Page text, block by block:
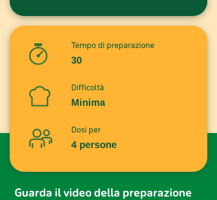
Tempo di preparazione
30
Difficoltà
Minima
Dosi per
4 persone
Guarda il video della preparazione